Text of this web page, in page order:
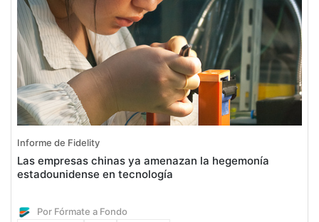
Informe de Fidelity
Las empresas chinas ya amenazan la hegemonía
estadounidense en tecnología
Por Fórmate a Fondo